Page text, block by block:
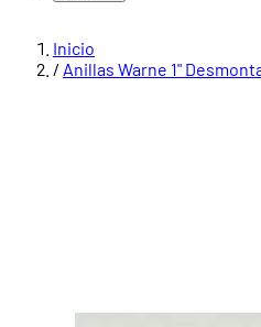
Inicio
/ Anillas Warne 1"